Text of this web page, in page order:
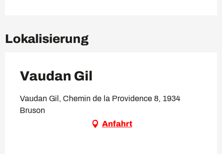
Lokalisierung
Vaudan Gil
Vaudan Gil, Chemin de la Providence 8, 1934
Bruson
Anfahrt